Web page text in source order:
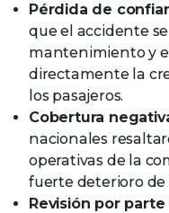
Pérdida de
que el accidente
mantenimiento y
directamente la
los pasajeros.
Cobertura
nacionales
operativas de la
fuerte deterioro de
Revisión por